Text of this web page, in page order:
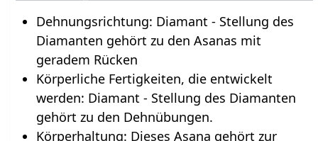
Dehnungsrichtung: Diamant - Stellung des
Diamanten gehört zu den Asanas mit
geradem Rücken
Körperliche Fertigkeiten, die entwickelt
werden: Diamant - Stellung des Diamanten
gehört zu den Dehnübungen.
Körperhaltung: Dieses Asana gehört zur